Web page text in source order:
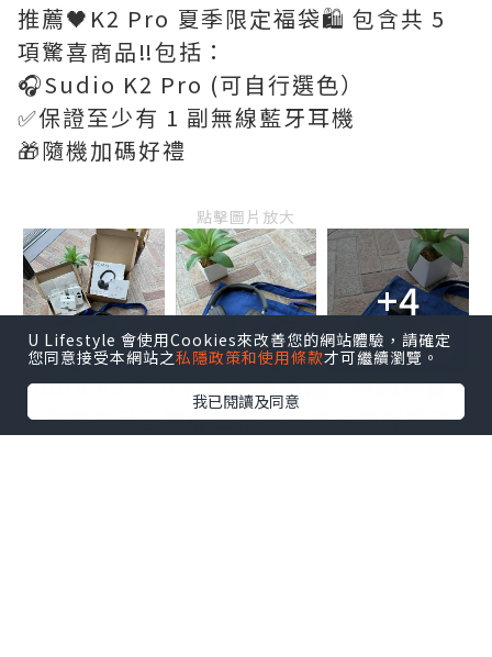
推薦🖤K2 Pro 夏季限定福袋🛍️ 包含共 5
項驚喜商品‼️包括：
🎧Sudio K2 Pro (可自行選色）
✅保證至少有 1 副無線藍牙耳機
🎁隨機加碼好禮
點擊圖片放大
+4
Sudio K2 Pro 外型型格美觀，隔絕噪音，
沉浸式享受音樂🎧五個內建麥克風保持清
U Lifestyle 會使用Cookies來改善您的網站體驗，請確定
您同意接受本網站之私隱政策和使用條款才可繼續瀏覽。
我已閱讀及同意